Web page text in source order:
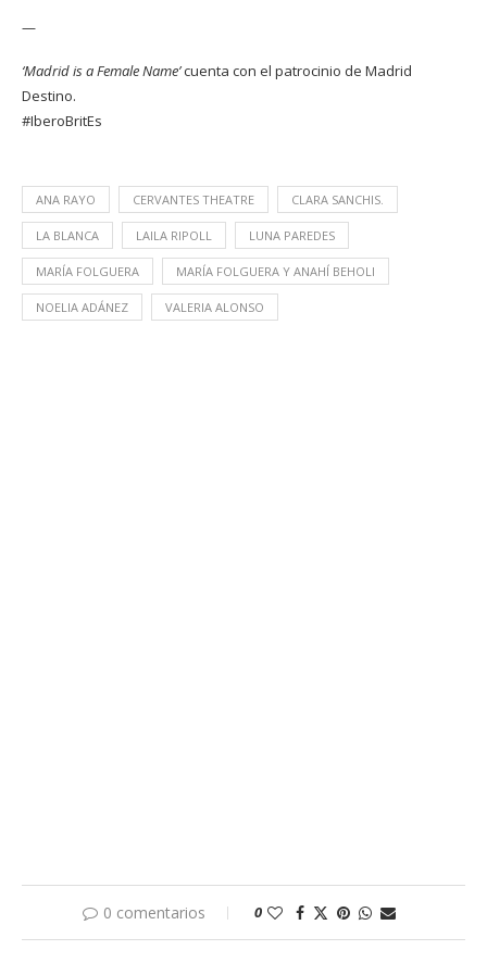
—
‘Madrid is a Female Name’cuenta con el patrocinio de Madrid
Destino.
#IberoBritEs
ANA RAYO CERVANTES THEATRE CLARA SANCHIS.
LA BLANCA LAILA RIPOLL LUNA PAREDES
MARÍA FOLGUERA MARÍA FOLGUERA Y ANAHÍ BEHOLI
NOELIA ADÁNEZ VALERIA ALONSO
0 comentarios 0